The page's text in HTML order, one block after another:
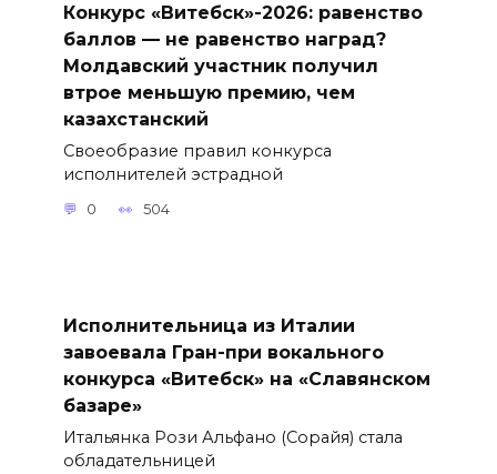
Конкурс «Витебск»-2026: равенство
баллов — не равенство наград?
Молдавский участник получил
втрое меньшую премию, чем
казахстанский
Своеобразие правил конкурса
исполнителей эстрадной
0 504
Исполнительница из Италии
завоевала Гран-при вокального
конкурса «Витебск» на «Славянском
базаре»
Итальянка Рози Альфано (Сорайя) стала
обладательницей